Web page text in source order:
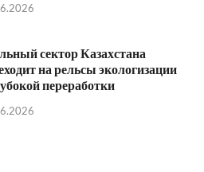
сектор Казахстана
на рельсы экологизации
переработки